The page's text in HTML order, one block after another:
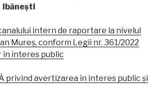
Ibănești
intern de raportare la nivelul
Mureș, conform Legii nr. 361/2022
interes public
privind avertizarea în interes public și